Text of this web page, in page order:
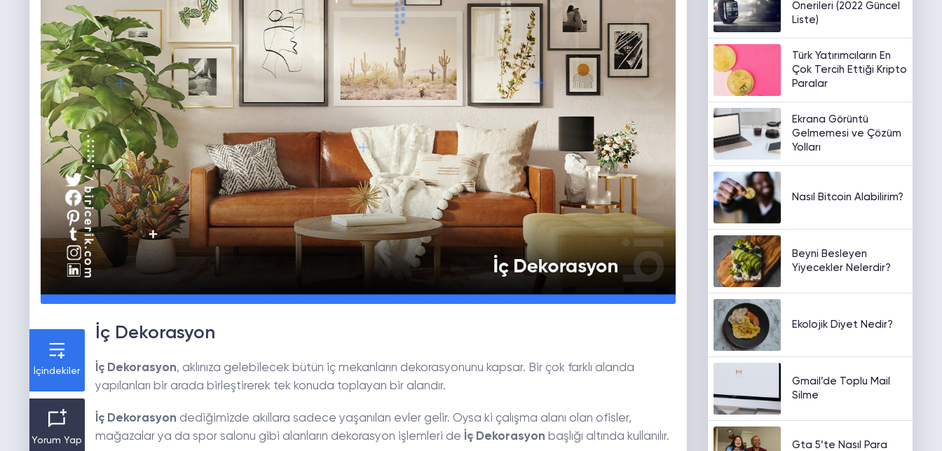
İçindekiler
Yorum Yap
İç Dekorasyon
İç Dekorasyon, aklınıza gelebilecek bütün iç mekanların dekorasyonunu kapsar. Bir çok farklı alanda
yapılanları bir arada birleştirerek tek konuda toplayan bir alandır.
İç Dekorasyon dediğimizde akıllara sadece yaşanılan evler gelir. Oysa ki çalışma alanı olan ofisler,
mağazalar ya da spor salonu gibi alanların dekorasyon işlemleri de İç Dekorasyon başlığı altında kullanılır.
Önerileri (2022 Güncel
Liste)
Türk Yatırımcıların En
Çok Tercih Ettiği Kripto
Paralar
Ekrana Görüntü
Gelmemesi ve Çözüm
Yolları
Nasıl Bitcoin Alabilirim?
Beyni Besleyen
Yiyecekler Nelerdir?
Ekolojik Diyet Nedir?
Gmail’de Toplu Mail
Silme
Gta 5’te Nasıl Para